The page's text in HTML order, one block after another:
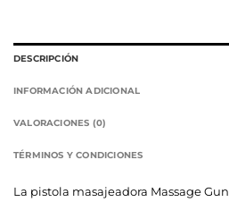
DESCRIPCIÓN
INFORMACIÓN ADICIONAL
VALORACIONES (0)
TÉRMINOS Y CONDICIONES
La pistola masajeadora Massage